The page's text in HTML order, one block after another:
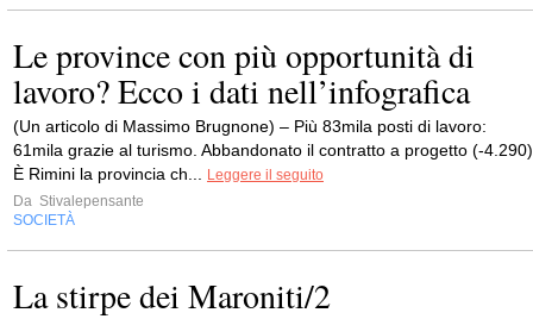
Le province con più opportunità di
lavoro? Ecco i dati nell’infografica
(Un articolo di Massimo Brugnone) – Più 83mila posti di lavoro:
61mila grazie al turismo. Abbandonato il contratto a progetto (-
È Rimini la provincia ch...
Leggere il seguito
Da Stivalepensante
SOCIETÀ
La stirpe dei Maroniti/2